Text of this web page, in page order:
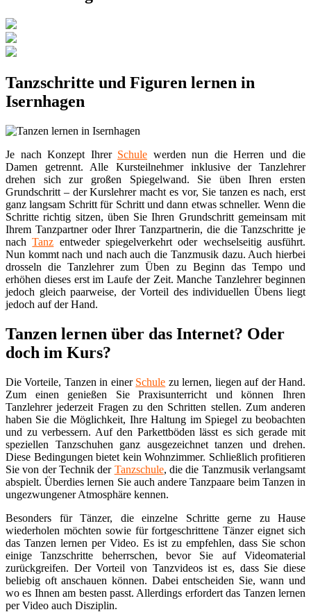
Tanzschritte und Figuren lernen in
Isernhagen
Je nach Konzept Ihrer Schule werden nun die Herren und die
Damen getrennt. Alle Kursteilnehmer inklusive der Tanzlehrer
drehen sich zur großen Spiegelwand. Sie üben Ihren ersten
Grundschritt – der Kurslehrer macht es vor, Sie tanzen es nach, erst
ganz langsam Schritt für Schritt und dann etwas schneller. Wenn die
Schritte richtig sitzen, üben Sie Ihren Grundschritt gemeinsam mit
Ihrem Tanzpartner oder Ihrer Tanzpartnerin, die die Tanzschritte je
nachTanz entweder spiegelverkehrt oder wechselseitig ausführt.
Nun kommt nach und nach auch die Tanzmusik dazu. Auch hierbei
drosseln die Tanzlehrer zum Üben zu Beginn das Tempo und
erhöhen dieses erst im Laufe der Zeit. Manche Tanzlehrer beginnen
jedoch gleich paarweise, der Vorteil des individuellen Übens liegt
jedoch auf der Hand.
Tanzen lernen über das Internet? Oder
doch im Kurs?
Die Vorteile, Tanzen in einer Schule zu lernen, liegen auf der Hand.
Zum einen genießen Sie Praxisunterricht und können Ihren
Tanzlehrer jederzeit Fragen zu den Schritten stellen. Zum anderen
haben Sie die Möglichkeit, Ihre Haltung im Spiegel zu beobachten
und zu verbessern. Auf den Parkettböden lässt es sich gerade mit
speziellen Tanzschuhen ganz ausgezeichnet tanzen und drehen.
Diese Bedingungen bietet kein Wohnzimmer. Schließlich profitieren
Sie von der Technik der Tanzschule, die die Tanzmusik verlangsamt
abspielt. Überdies lernen Sie auch andere Tanzpaare beim Tanzen in
ungezwungener Atmosphäre kennen.
Besonders für Tänzer, die einzelne Schritte gerne zu Hause
wiederholen möchten sowie für fortgeschrittene Tänzer eignet sich
das Tanzen lernen per Video. Es ist zu empfehlen, dass Sie schon
einige Tanzschritte beherrschen, bevor Sie auf Videomaterial
zurückgreifen. Der Vorteil von Tanzvideos ist es, dass Sie diese
beliebig oft anschauen können. Dabei entscheiden Sie, wann und
wo es Ihnen am besten passt. Allerdings erfordert das Tanzen lernen
per Video auch Disziplin.